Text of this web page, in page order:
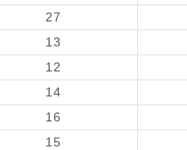
27
13
12
14
16
15